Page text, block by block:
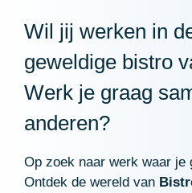
Wil jij werken in
geweldige bistro
Werk je graag
anderen?
Op zoek naar werk waar je
Ontdek de wereld van